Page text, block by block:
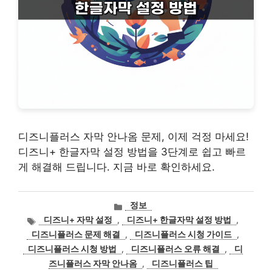
디즈니플러스 자막 안나옴 문제, 이제 걱정 마세요!
디즈니+ 한글자막 설정 방법을 3단계로 쉽고 빠르
게 해결해 드립니다. 지금 바로 확인하세요.
카
테
고
리
정보
태
그
디즈니+ 자막 설정 , 디즈니+ 한글자막 설정 방법
,
디즈니플러스 문제 해결
, 디즈니플러스 시청 가이드 ,
디즈니플러스 시청 방법
, 디즈니플러스 오류 해결 ,
디
즈니플러스 자막 안나옴 , 디즈니플러스 팁